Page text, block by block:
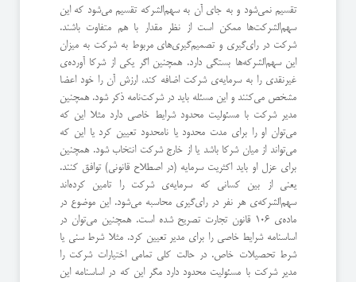
تقسیم نمی‌شود و به جای آن به سهم‌الشرکه تقسیم می‌شود که این
سهم‌الشرکت‌ها ممکن است از نظر مقدار با هم متفاوت باشند.
شرکت در رای‌گیری و تصمیم‌گیری‌های مربوط به شرکت به میزان
این سهم‌الشرکه‌ها بستگی دارد. همچنین اگر یکی از شرکا آورده‌ی
غیرنقدی را به سرمایه‌ی شرکت اضافه کند، ارزش آن را خود اعضا
مشخص می‌کنند و این مسئله باید در شرکت‌نامه ذکر شود. همچنین
مدیر شرکت با مسئولیت محدود شرایط خاصی دارد مثلا این که
می‌توان او را برای مدت محدود یا نامحدود تعیین کرد یا این که
می‌تواند از میان شرکا باشد یا از خارج شرکت انتخاب شود. همچنین
برای عزل او باید اکثریت سرمایه (در اصطلاح قانونی) توافق کنند.
یعنی از بین کسانی که سرمایه‌ی شرکت را تامین کرده‌اند
سهم‌الشرکه‌ی هر نفر در رای‌گیری محاسبه می‌شود. این موضوع در
ماده‌ی 106 قانون تجارت تصریح شده است. همچنین می‌توان در
اساسنامه شرایط خاصی را برای مدیر تعیین کرد. مثلا شرط سنی یا
شرط تحصیلات خاص. در حالت کلی تمامی اختیارات شرکت را
مدیر شرکت با مسئولیت محدود دارد مگر این که در اساسنامه این